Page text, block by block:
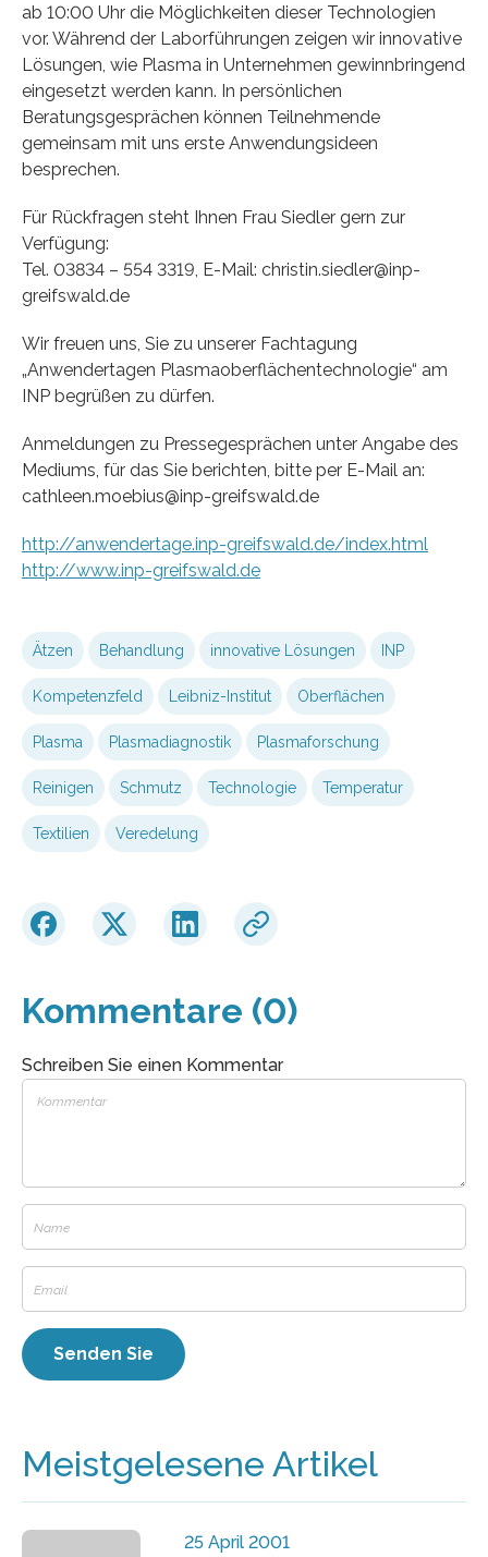
ab 10:00 Uhr die Möglichkeiten dieser Technologien
vor. Während der Laborführungen zeigen wir innovative
Lösungen, wie Plasma in Unternehmen gewinnbringend
eingesetzt werden kann. In persönlichen
Beratungsgesprächen können Teilnehmende
gemeinsam mit uns erste Anwendungsideen
besprechen.
Für Rückfragen steht Ihnen Frau Siedler gern zur
Verfügung:
Tel. 03834 – 554 3319, E-Mail: christin.siedler@inp-
greifswald.de
Wir freuen uns, Sie zu unserer Fachtagung
„Anwendertagen Plasmaoberflächentechnologie“ am
INP begrüßen zu dürfen.
Anmeldungen zu Pressegesprächen unter Angabe des
Mediums, für das Sie berichten, bitte per E-Mail an:
cathleen.moebius@inp-greifswald.de
http://anwendertage.inp-greifswald.de/index.html
http://www.inp-greifswald.de
Ätzen Behandlung innovative Lösungen INP
Kompetenzfeld Leibniz-Institut Oberflächen
Plasma Plasmadiagnostik Plasmaforschung
Reinigen Schmutz Technologie Temperatur
Textilien Veredelung
Kommentare (0)
Schreiben Sie einen Kommentar
Meistgelesene Artikel
25 April 2001